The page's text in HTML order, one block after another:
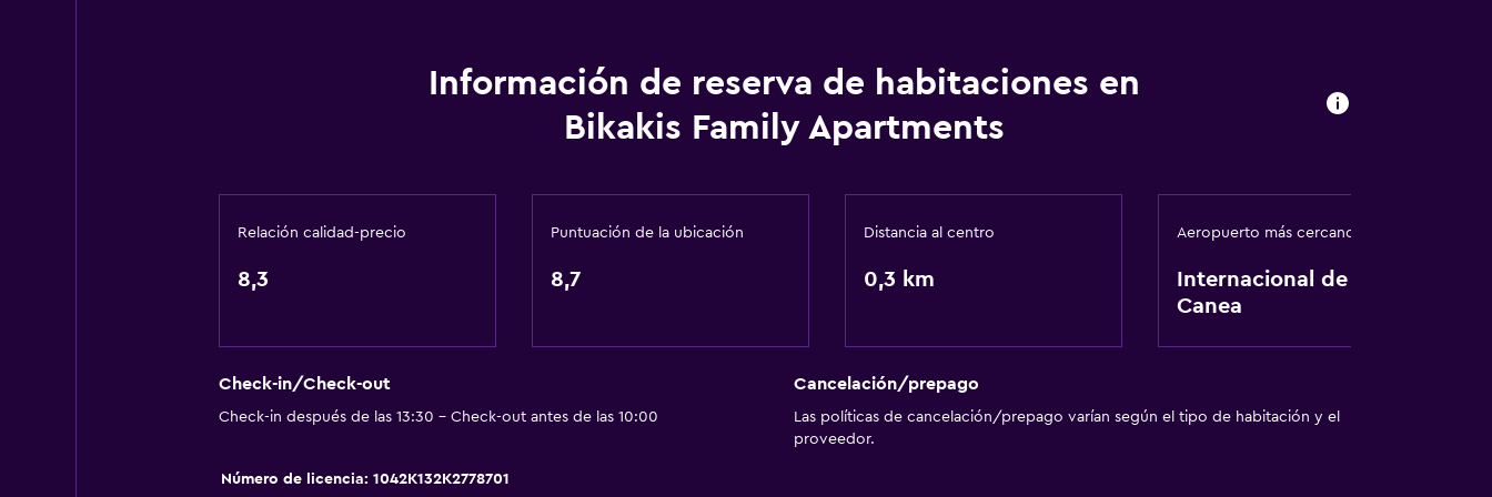
Piso de mosaico/mármol
Cocina
Nevera
Sistema de entretenimiento
TV de pantalla plana
Sala de estar/TV compartida
Accesibilidad y adecuación
Para no fumadores
Almohada sin plumas
Información de reserva de habitaciones en
Bikakis Family Apartments
Relación calidad-precio
8,3
Puntuación de la ubicación
8,7
Distancia al centro
0,3 km
Aeropuerto más cercano
Internacional de La
Canea
Check-in/Check-out
Check-in después de las 13:30 - Check-out antes de las 10:00
Cancelación/prepago
Las políticas de cancelación/prepago varían según el tipo de habitación y el
proveedor.
Número de licencia: 1042K132K2778701